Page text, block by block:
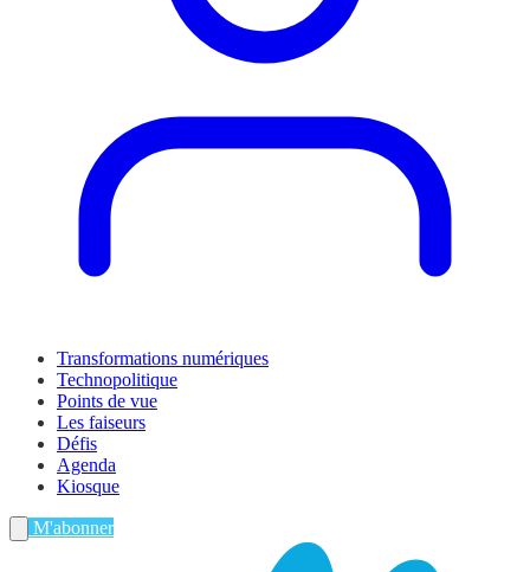
Transformations numériques
Technopolitique
Points de vue
Les faiseurs
Défis
Agenda
Kiosque
M'abonner